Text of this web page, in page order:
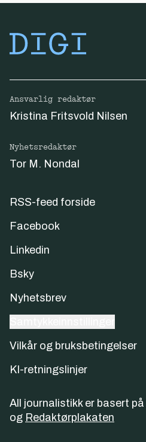
Ansvarlig redaktør
Kristina Fritsvold Nilsen
Nyhetsredaktør
Tor M. Nondal
RSS-feed forside
Facebook
Linkedin
Bsky
Nyhetsbrev
Vilkår og bruksbetingelser
KI-retningslinjer
All journalistikk er basert på
og Redaktørplakaten